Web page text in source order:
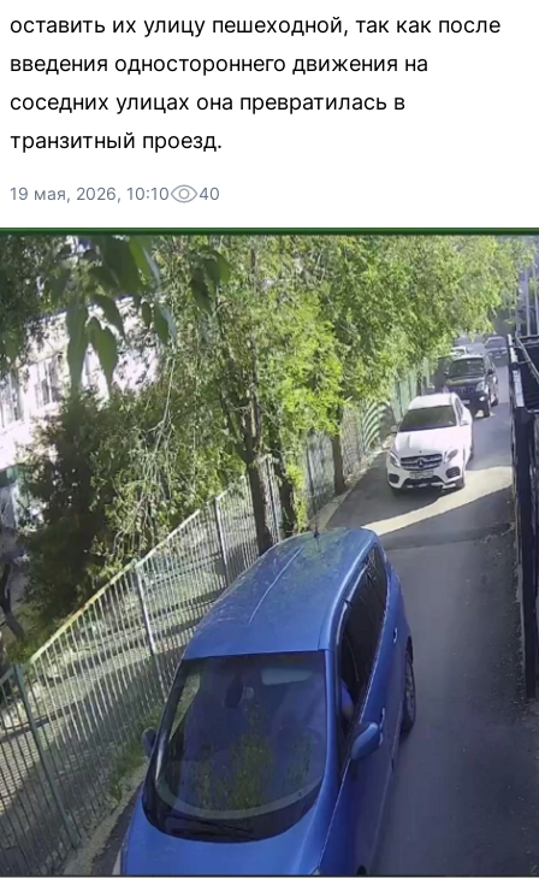
оставить их улицу пешеходной, так как после
введения одностороннего движения на
соседних улицах она превратилась в
транзитный проезд.
19 мая, 2026, 10:10 40